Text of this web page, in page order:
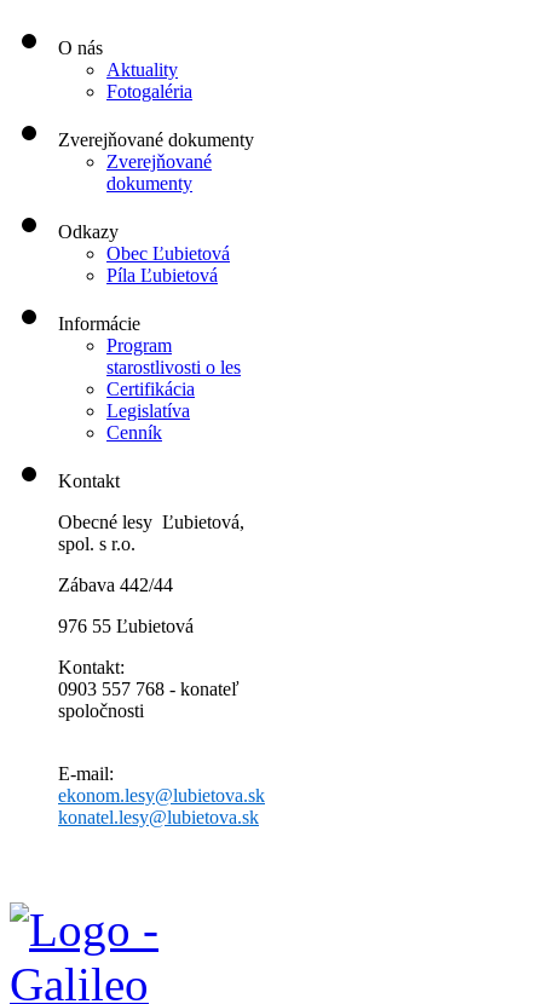
O nás
Aktuality
Fotogaléria
Zverejňované dokumenty
Zverejňované
dokumenty
Odkazy
Obec Ľubietová
Píla Ľubietová
Informácie
Program
starostlivosti o les
Certifikácia
Legislatíva
Cenník
Kontakt
Obecné lesy Ľubietová,
spol. s r.o.
Zábava 442/44
976 55 Ľubietová
Kontakt:
0903 557 768 - konateľ
spoločnosti
E-mail:
ekonom.lesy@lubietova.sk
konatel.lesy@lubietova.sk